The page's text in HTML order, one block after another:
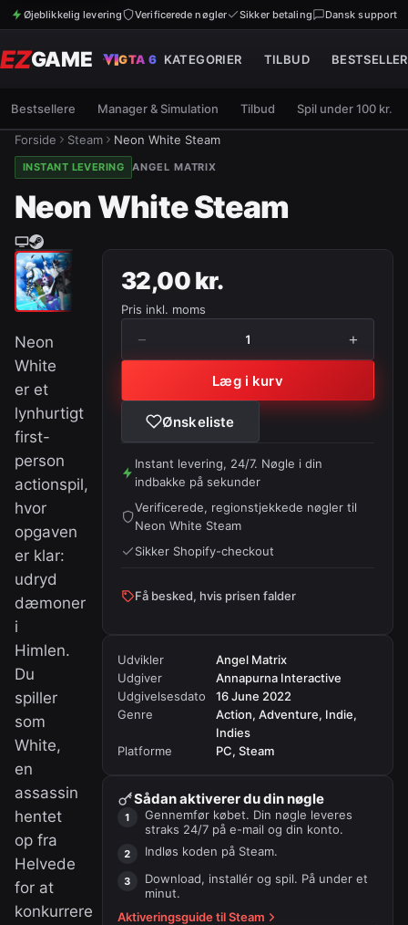
Øjeblikkelig levering Verificerede nøgler Sikker betaling Dansk support
EZGAME GTA 6 KATEGORIER TILBUD
Bestsellere Manager & Simulation Tilbud Spil under 100 kr.
Forside Steam Neon White Steam
INSTANT LEVERING ANGEL MATRIX
Neon White Steam
Neon
White
er et
lynhurtigt
first-
person
actionspil,
hvor
opgaven
er klar:
udryd
dæmoner
i
Himlen.
Du
spiller
som
White,
en
assassin
hentet
op fra
Helvede
for at
konkurrere
32,00 kr.
Pris inkl. moms
− 1 +
Læg i kurv
Ønskeliste
Instant levering, 24/7. Nøgle i din
indbakke på sekunder
Verificerede, regionstjekkede nøgler til
Neon White Steam
Sikker Shopify-checkout
Få besked, hvis prisen falder
Udvikler
Angel Matrix
Udgiver
Annapurna Interactive
Udgivelsesdato
16 June 2022
Genre
Action, Adventure, Indie,
Indies
Platforme
PC, Steam
Sådan aktiverer du din nøgle
Gennemfør købet. Din nøgle leveres
straks 24/7 på e-mail og din konto.
Indløs koden på Steam.
Download, installér og spil. På under et
minut.
Aktiveringsguide tilSteam